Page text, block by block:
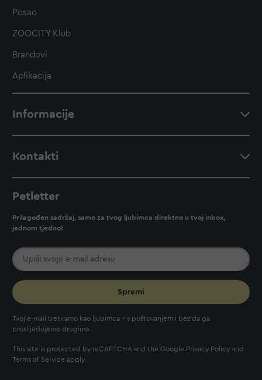
Posao
ZOOCITY Klub
Brandovi
Aplikacija
Informacije
Kontakti
Petletter
Prilagođen sadržaj, samo za tvog ljubimca direktno u tvoj inbox,
jednom tjedno!
Spremi
Tvoj e-mail tretiramo kao ljubimca - s poštovanjem i bez da ga
proslijeđujemo drugima.
This site is protected by reCAPTCHA and the Google Privacy Policy and
Terms of Service apply.